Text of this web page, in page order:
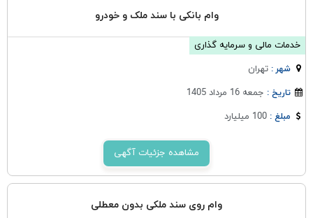
وام بانکی با سند ملک و خودرو
خدمات مالی و سرمایه گذاری
شهر :تهران
تاریخ : جمعه 16 مرداد 1405
مبلغ :100 میلیارد
مشاهده جزئیات آگهی
وام روی سند ملکی بدون معطلی